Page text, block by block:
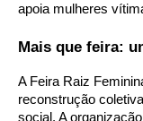
apoia mulheres
Mais que feira:
A Feira Raiz
reconstrução
social. A